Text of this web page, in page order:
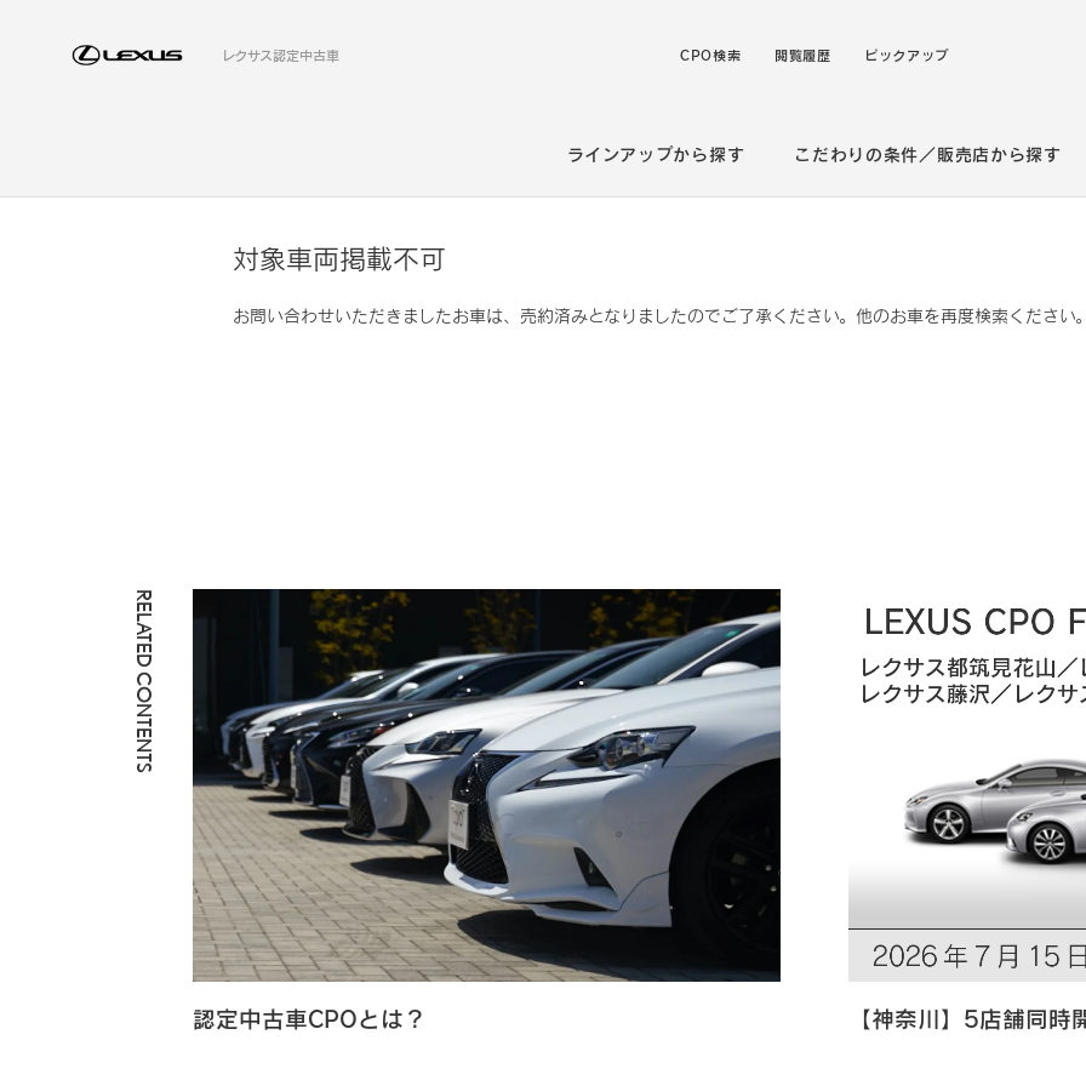
レクサス認定中古車 CPO検索 閲覧履歴 ピックアップ
ラインアップから探す こだわりの条件／販売店から探す
対象車両掲載不可
お問い合わせいただきましたお車は、売約済みとなりましたのでご了承ください。他のお車を再度検索ください
RELATED CONTENTS
認定中古車CPOとは？ 【神奈川】5店舗同時